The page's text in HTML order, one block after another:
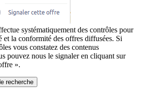
systématiquement des contrôles pour
et la conformité des offres diffusées. Si
vous constatez des contenus
pouvez nous le signaler en cliquant sur
».
recherche